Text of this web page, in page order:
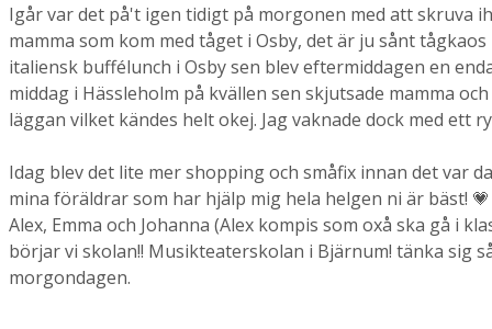
Igår var det på't igen tidigt på morgonen med att skruva
mamma som kom med tåget i Osby, det är ju sånt
italiensk buffélunch i Osby sen blev eftermiddagen en
middag i Hässleholm på kvällen sen skjutsade mamma
läggan vilket kändes helt okej. Jag vaknade dock med ett
Idag blev det lite mer shopping och småfix innan det var
mina föräldrar som har hjälp mig hela helgen ni är bäst!
Alex, Emma och Johanna (Alex kompis som oxå ska gå i
börjar vi skolan!! Musikteaterskolan i Bjärnum! tänka sig
morgondagen.